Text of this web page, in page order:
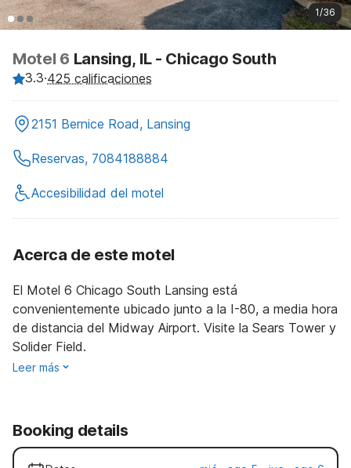
1/36
Motel 6 Lansing, IL - Chicago South
3.3·425 calificaciones
2151 Bernice Road, Lansing
Reservas, 7084188884
Accesibilidad del motel
Acerca de este motel
El Motel 6 Chicago South Lansing está
convenientemente ubicado junto a la I-80, a media hora
de distancia del Midway Airport. Visite la Sears Tower y
Solider Field.
Leer más
Booking details